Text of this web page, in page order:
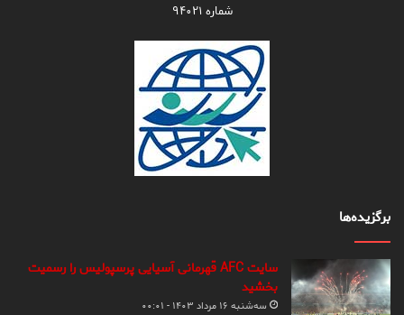
شماره ۹۴۰۲۱
برگزیده‌ها
سایت AFC قهرمانی آسیایی پرسپولیس را رسمیت
بخشید
سه‌شنبه ۱۶ مرداد ۱۴۰۳ - ۰۰:۰۱